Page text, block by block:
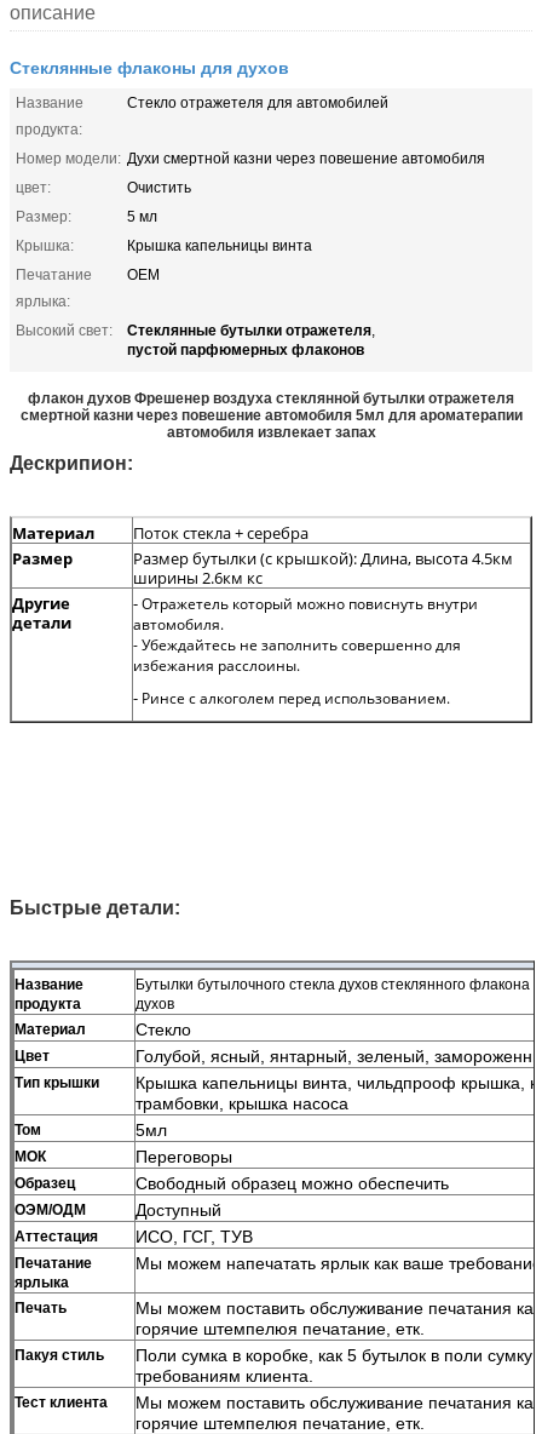
описание
Стеклянные флаконы для духов
Название
продукта:
Стекло отражетеля для автомобилей
Номер модели: Духи смертной казни через повешение автомобиля
цвет:
Очистить
Размер:
5 мл
Крышка:
Крышка капельницы винта
Печатание
ярлыка:
OEM
Высокий свет: Стеклянные бутылки отражетеля,
пустой парфюмерных флаконов
флакон духов Фрешенер воздуха стеклянной бутылки отражетеля
смертной казни через повешение автомобиля 5мл для ароматерапии
автомобиля извлекает запах
Дескрипион:
Материал
Поток стекла + серебра
Размер
Размер бутылки (с крышкой): Длина, высота 4.5км
ширины 2.6км кс
Другие
детали
-Отражетель который можно повиснуть внутри
автомобиля.
- Убеждайтесь не заполнить совершенно для
избежания расслоины.
- Ринсе с алкоголем перед использованием.
Быстрые детали:
Название
продукта
Бутылки бутылочного стекла духов стеклянного
духов
Материал
Стекло
Цвет Голубой, ясный, янтарный, зеленый,
Тип крышки
Крышка капельницы винта, чильдпрооф крышка,
трамбовки, крышка насоса
Том 5мл
МОК Переговоры
Образец Свободный образец можно обеспечить
ОЭМ/ОДМ Доступный
Аттестация ИСО, ГСГ, ТУВ
Печатание
ярлыка
Мы можем напечатать ярлык как ваше требование
Печать
Мы можем поставить обслуживание печатания
горячие штемпелюя печатание, етк.
Пакуя стиль
Поли сумка в коробке, как 5 бутылок в поли сумку
требованиям клиента.
Тест клиента
Мы можем поставить обслуживание печатания
горячие штемпелюя печатание, етк.